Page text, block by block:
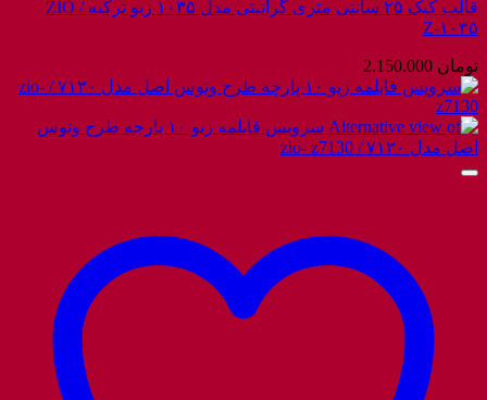
قالب کیک ۲۵ سانتی متری گرانیتی مدل ۱۰۳۵ زیو ترکیه / ZIO
Z-۱۰۳۵
تومان